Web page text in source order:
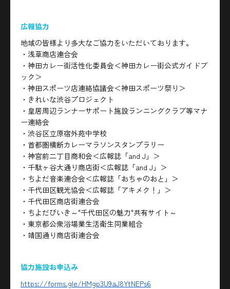
広報協力
地域の皆様より多大なご協力をいただいております。
・浅草商店連合会
・神田カレー街活性化委員会＜神田カレー街公式ガイドブ
ック＞
・神田スポーツ店連絡協議会＜神田スポーツ祭り＞
・きれいな渋谷プロジェクト
・皇居周辺ランナーサポート施設ランニングクラブ等マナ
ー連絡会
・渋谷区立原宿外苑中学校
・首都圏横断カレーマラソンスタンプラリー
・神宮前二丁目商和会＜広報誌「and J」＞
・千駄ヶ谷大通り商店街＜広報誌「and J」＞
・ちよだ音楽連合会＜広報誌「おちゃのおと」＞
・千代田区観光協会＜広報誌「アキメク！」＞
・千代田区商店街連合会
・ちよだびいき～"千代田区の魅力"共有サイト～
・東京都公衆浴場業生活衛生同業組合
・靖国通り商店街連合会
協力施設お申込み
https://forms.gle/HMgp3U9aJ8YtNEPs6